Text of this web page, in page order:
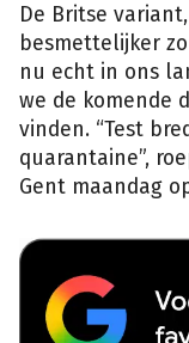
De Britse
besmettelijker
nu echt in ons
we de komende
vinden. “Test
quarantaine”,
Gent maandag